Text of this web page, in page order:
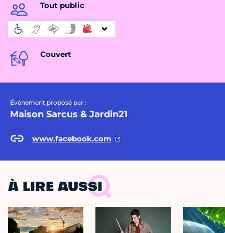
Tout public
Couvert
Évènement proposé par :
Maison Sarcus & Jardin21
www.facebook.com
À LIRE AUSSI